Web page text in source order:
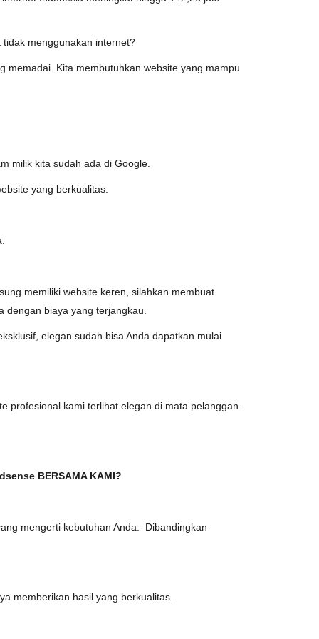
menggunakan internet?
memadai. Kita membutuhkan website yang mampu
milik kita sudah ada di Google.
yang berkualitas.
memiliki website keren, silahkan membuat
dengan biaya yang terjangkau.
elegan sudah bisa Anda dapatkan mulai
profesional kami terlihat elegan di mata pelanggan.
BERSAMA KAMI?
mengerti kebutuhan Anda. Dibandingkan
memberikan hasil yang berkualitas.